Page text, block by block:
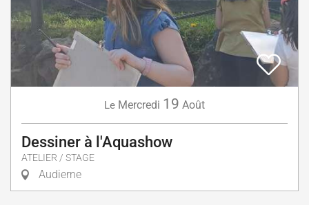
Le Mercredi 19 Août
Dessiner à l'Aquashow
ATELIER / STAGE
Audierne